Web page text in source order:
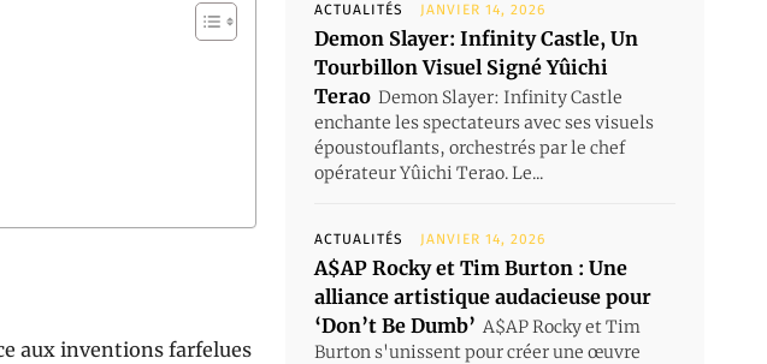
aux inventions farfelues
ACTUALITÉS JANVIER 14, 2026
Demon Slayer: Infinity Castle, Un
Tourbillon Visuel Signé Yûichi
Terao Demon Slayer: Infinity Castle
enchante les spectateurs avec ses visuels
époustouflants, orchestrés par le chef
opérateur Yûichi Terao. Le...
ACTUALITÉS JANVIER 14, 2026
A$AP Rocky et Tim Burton : Une
alliance artistique audacieuse pour
‘Don’t Be Dumb’ A$AP Rocky et Tim
Burton s'unissent pour créer une œuvre